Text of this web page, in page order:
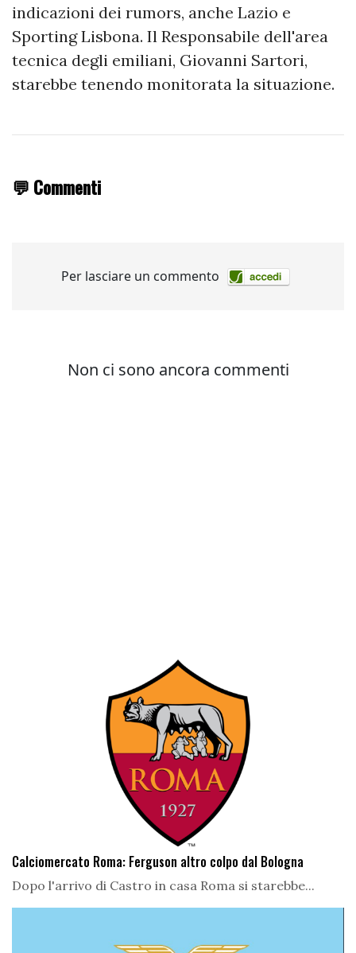
indicazioni dei rumors, anche Lazio e
Sporting Lisbona. Il Responsabile dell'area
tecnica degli emiliani, Giovanni Sartori,
starebbe tenendo monitorata la situazione.
💬 Commenti
Calciomercato Roma: Ferguson altro colpo dal Bologna
Dopo l'arrivo di Castro in casa Roma si starebbe...